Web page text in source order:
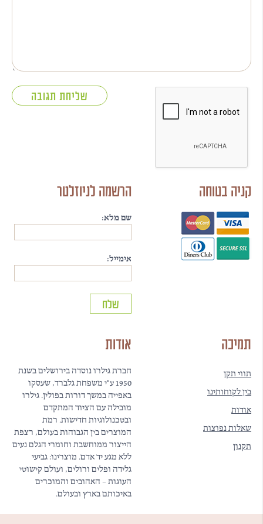
קניה בטוחה הרשמה לניוזלטר
שם מלא:
אימייל:
תמיכה
תווי תקן
בין לקוחותינו
אודות
שאלות נפוצות
תקנון
אודות
חברת גילרו נוסדה בירושלים בשנת
1950 ע"י משפחת גלברד, שעסקו
באפייה במשך דורות בפולין. גילרו
מובילה עם הציוד המתקדם
ובטכנולוגיות חדישות. רמת
המוצרים בין הגבוהות בעולם, רצפת
הייצור ממוחשבת וחומרי הגלם נעים
ללא מגע יד אדם. מוצרינו: גביעי
גלידה ופלים ורולים, ועולם קישוטי
העוגות – האהובים והמוכרים
באיכותם בארץ ובעולם.